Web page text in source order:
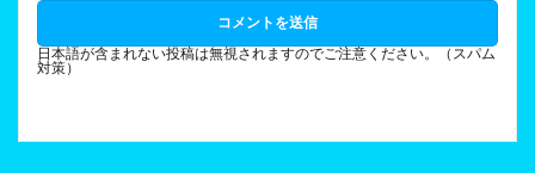
日本語が含まれない投稿は無視されますのでご注意ください。（スパム
対策）